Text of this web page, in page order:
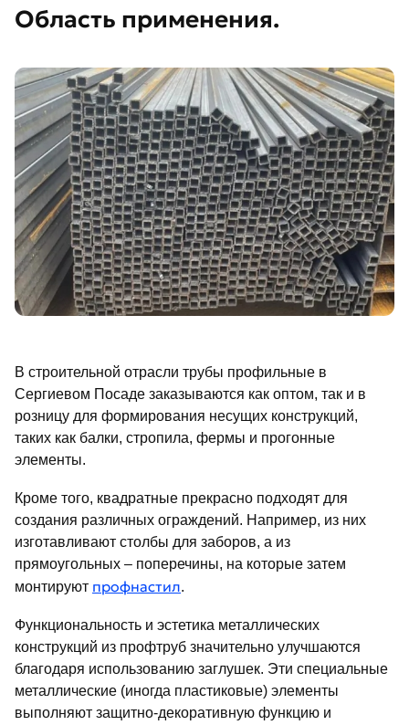
Область применения.
В строительной отрасли трубы профильные в
Сергиевом Посаде заказываются как оптом, так и в
розницу для формирования несущих конструкций,
таких как балки, стропила, фермы и прогонные
элементы.
Кроме того, квадратные прекрасно подходят для
создания различных ограждений. Например, из них
изготавливают столбы для заборов, а из
прямоугольных – поперечины, на которые затем
монтируют профнастил.
Функциональность и эстетика металлических
конструкций из профтруб значительно улучшаются
благодаря использованию заглушек. Эти специальные
металлические (иногда пластиковые) элементы
выполняют защитно-декоративную функцию и